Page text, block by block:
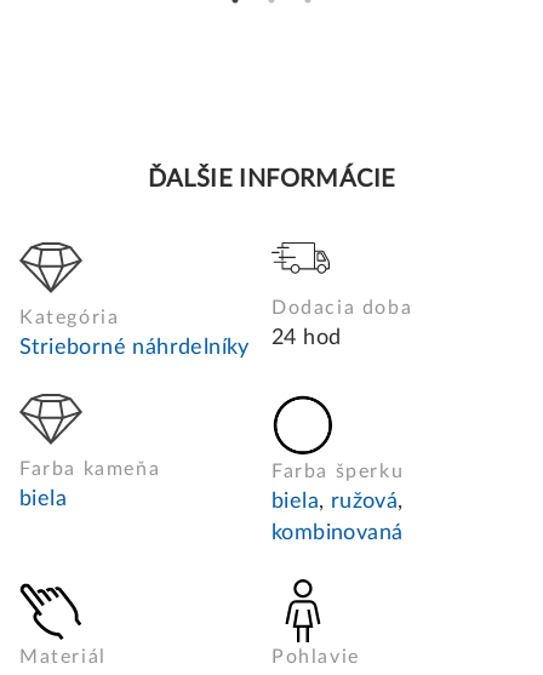
ĎALŠIE INFORMÁCIE
Kategória
Strieborné náhrdelníky
Dodacia doba
24 hod
Farba kameňa
biela
Farba šperku
biela, ružová,
kombinovaná
Materiál Pohlavie